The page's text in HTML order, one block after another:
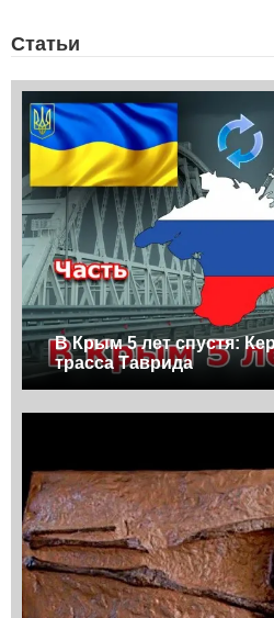
Статьи
В Крым 5 лет спустя:
трасса Таврида